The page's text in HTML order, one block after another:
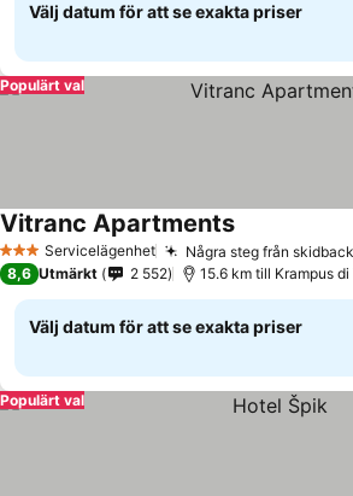
Välj datum för att se exakta priser
Populärt val
3 StjärnorServicelägenhet Några steg från
Vitranc ApartmentsSe priser
8,6 Utmärkt 2 552 15.6 km till Krampus
Välj datum för att se exakta priser
Populärt val